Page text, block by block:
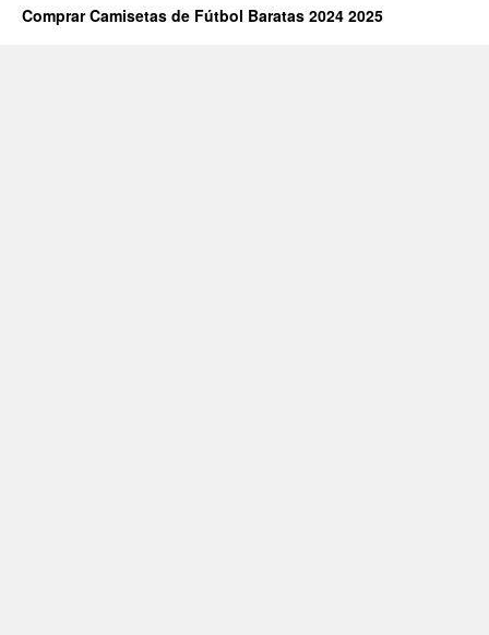
Comprar Camisetas de Fútbol Baratas 2024 2025